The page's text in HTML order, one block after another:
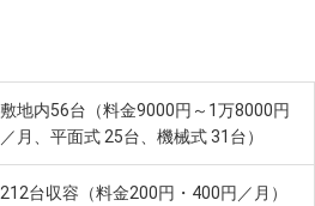
敷地内56台（料金9000円～1万8000円
／月、平面式 25台、機械式 31台）
212台収容（料金200円・400円／月）